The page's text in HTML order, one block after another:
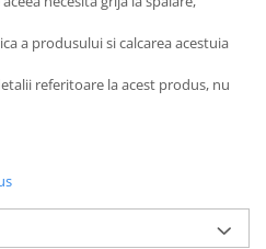
a produsului si calcarea acestuia
referitoare la acest produs, nu